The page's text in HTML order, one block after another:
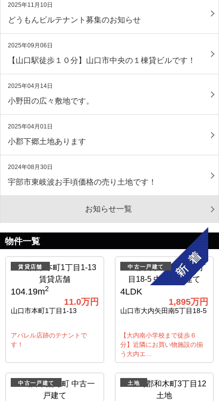
2025年11月10日
どうもんビルテナント募集のお知らせ
2025年09月06日
【山口駅徒歩１０分】山口市中央の１棟貸ビルです！
2025年04月14日
小野田の広々敷地です。
2025年04月01日
小郡下郷土地あります
2024年08月30日
宇部市東岐波お手頃価格の売り土地です！
お知らせ一覧
物件一覧
賃貸店舗
104.19m2
11.0万円
山口市本町1丁目1-13
アパレル店跡のテナントで
す！
中古一戸建て
4LDK
1,895万円
山口市大内矢田南5丁目18-5
【大内南小学校まで徒歩６
分】近隣にお買い物施設の揃
う大内エ…
中古一戸建て 土地